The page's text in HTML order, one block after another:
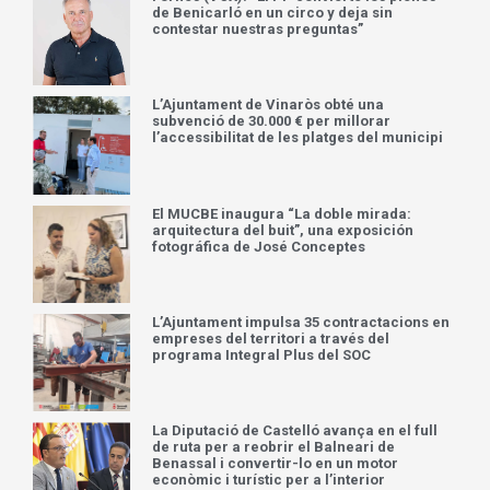
de Benicarló en un circo y deja sin
contestar nuestras preguntas”
L’Ajuntament de Vinaròs obté una
subvenció de 30.000 € per millorar
l’accessibilitat de les platges del municipi
El MUCBE inaugura “La doble mirada:
arquitectura del buit”, una exposición
fotográfica de José Conceptes
L’Ajuntament impulsa 35 contractacions en
empreses del territori a través del
programa Integral Plus del SOC
La Diputació de Castelló avança en el full
de ruta per a reobrir el Balneari de
Benassal i convertir-lo en un motor
econòmic i turístic per a l’interior